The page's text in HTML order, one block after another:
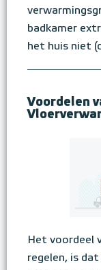
badkamer
het huis niet
Voordelen
Het voordeel
regelen, is